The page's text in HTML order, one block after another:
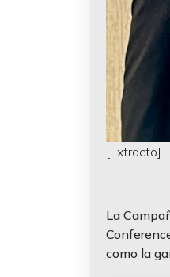
[Extracto]
La
como la